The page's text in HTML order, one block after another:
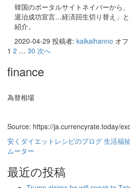
韓国のポータルサイトネイバーから
退治成功宣言…経済回生切り替え」
紹介。
2020-04-29 投稿者: kaikaihanno オフ
投
稿
ペ
ジ
送
り
1 2 … 30 次へ
finance
為替相場
Source: https://ja.currencyrate.today/
安くダイエットレシピのブログ 生活福
ムーター
最近の投稿